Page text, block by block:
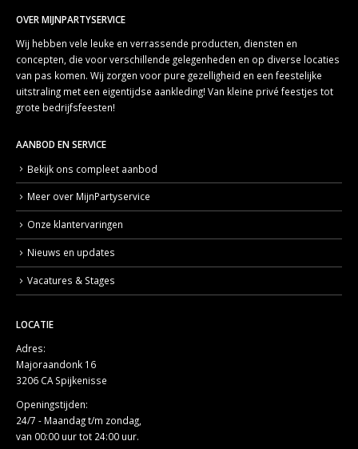
OVER MIJNPARTYSERVICE
Wij hebben vele leuke en verrassende producten, diensten en
concepten, die voor verschillende gelegenheden en op diverse locaties
van pas komen. Wij zorgen voor pure gezelligheid en een feestelijke
uitstraling met een eigentijdse aankleding! Van kleine privé feestjes tot
grote bedrijfsfeesten!
AANBOD EN SERVICE
Bekijk ons compleet aanbod
Meer over MijnPartyservice
Onze klantervaringen
Nieuws en updates
Vacatures & Stages
LOCATIE
Adres:
Majoraandonk 16
3206 CA Spijkenisse
Openingstijden:
24/7 - Maandag t/m zondag,
van 00:00 uur tot 24:00 uur.